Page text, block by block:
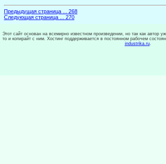
Предыдущая страница ... 268
Следующая страница ... 270
Этот сайт основан на всемирно известном произведении, но так как автор
то и копирайт с ним. Хостинг поддерживается в постоянном рабочем
industrika.ru.